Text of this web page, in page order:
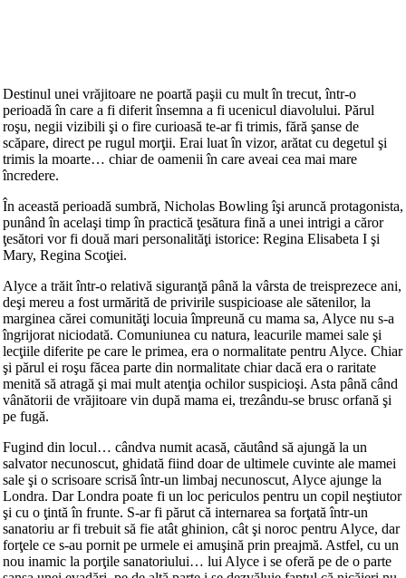
Destinul unei vrăjitoare ne poartă paşii cu mult în trecut, într-o
perioadă în care a fi diferit însemna a fi ucenicul diavolului. Părul
roşu, negii vizibili şi o fire curioasă te-ar fi trimis, fără şanse de
scăpare, direct pe rugul morţii. Erai luat în vizor, arătat cu degetul şi
trimis la moarte… chiar de oamenii în care aveai cea mai mare
încredere.
În această perioadă sumbră, Nicholas Bowling îşi aruncă protagonista,
punând în acelaşi timp în practică ţesătura fină a unei intrigi a căror
ţesători vor fi două mari personalităţi istorice: Regina Elisabeta I şi
Mary, Regina Scoţiei.
Alyce a trăit într-o relativă siguranţă până la vârsta de treisprezece ani,
deşi mereu a fost urmărită de privirile suspicioase ale sătenilor, la
marginea cărei comunităţi locuia împreună cu mama sa, Alyce nu s-a
îngrijorat niciodată. Comuniunea cu natura, leacurile mamei sale şi
lecţiile diferite pe care le primea, era o normalitate pentru Alyce. Chiar
şi părul ei roşu făcea parte din normalitate chiar dacă era o raritate
menită să atragă şi mai mult atenţia ochilor suspicioşi. Asta până când
vânătorii de vrăjitoare vin după mama ei, trezându-se brusc orfană şi
pe fugă.
Fugind din locul… cândva numit acasă, căutând să ajungă la un
salvator necunoscut, ghidată fiind doar de ultimele cuvinte ale mamei
sale şi o scrisoare scrisă într-un limbaj necunoscut, Alyce ajunge la
Londra. Dar Londra poate fi un loc periculos pentru un copil neştiutor
şi cu o ţintă în frunte. S-ar fi părut că internarea sa forţată într-un
sanatoriu ar fi trebuit să fie atât ghinion, cât şi noroc pentru Alyce, dar
forţele ce s-au pornit pe urmele ei amuşină prin preajmă. Astfel, cu un
nou inamic la porţile sanatoriului… lui Alyce i se oferă pe de o parte